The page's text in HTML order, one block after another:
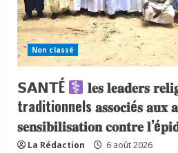
Non classé
𝗦𝗔𝗡𝗧É
𝐥𝐞𝐬 𝐥𝐞𝐚𝐝𝐞𝐫𝐬
traditionnels 𝐚𝐬𝐬𝐨𝐜𝐢é𝐬 𝐚𝐮𝐱
𝐬𝐞𝐧𝐬𝐢𝐛𝐢𝐥𝐢𝐬𝐚𝐭𝐢𝐨𝐧 𝐜𝐨𝐧𝐭𝐫𝐞
La Rédaction 6 août 2026